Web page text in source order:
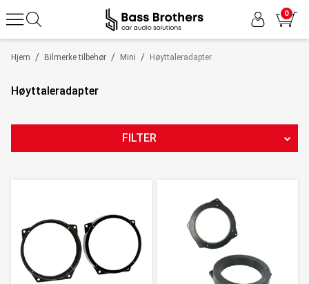
0
/
Hjem /
Bilmerke tilbehør /
Mini Høyttaleradapter
Høyttaleradapter
FILTER
Nullstill